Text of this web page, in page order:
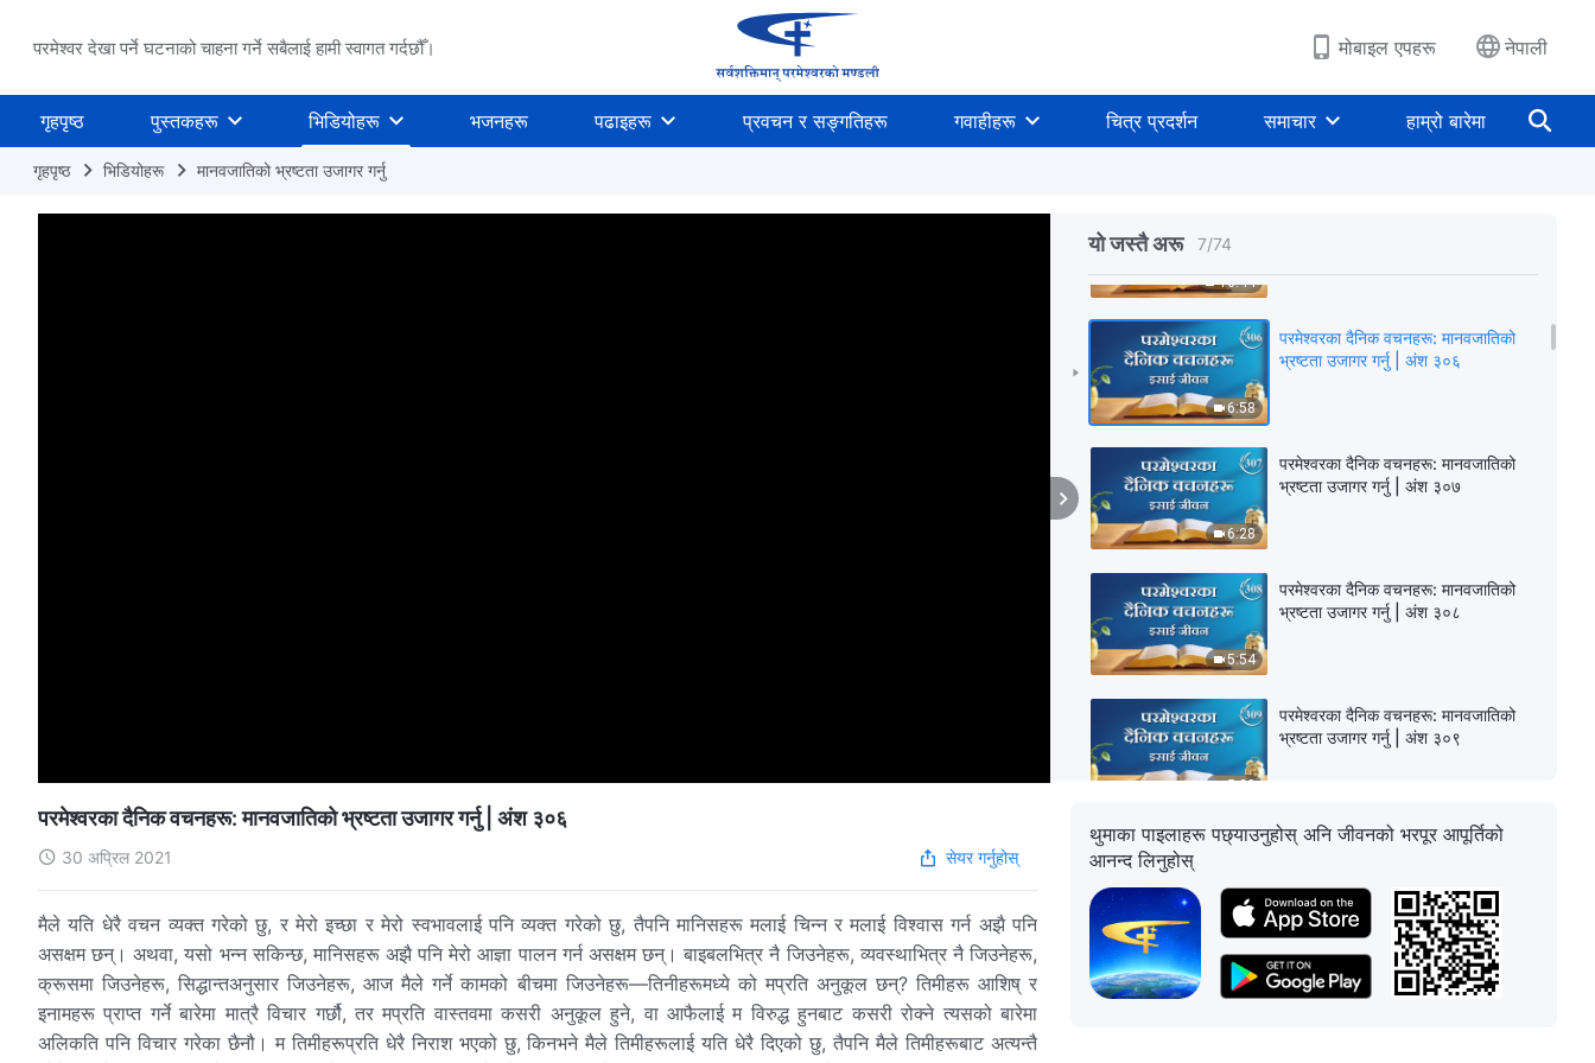
परमेश्वर देखा पर्ने घटनाको चाहना गर्ने सबैलाई हामी स्वागत गर्दछौँ। मोबाइल एपहरू नेपाली
गृहपृष्ठ पुस्तकहरू भिडियोहरू भजनहरू पढाइहरू प्रवचन र सङ्गतिहरू गवाहीहरू चित्र प्रदर्शन समाचार हाम्रो बारेमा
गृहपृष्ठ भिडियोहरू मानवजातिको भ्रष्टता उजागर गर्नु
यो जस्तै अरू 7/74
भ्रष्टता उजागर गर्नु | अंश ३०४
10:44
6:58
परमेश्‍वरका दैनिक वचनहरू: मानवजातिको
भ्रष्टता उजागर गर्नु | अंश ३०६
6:28
परमेश्‍वरका दैनिक वचनहरू: मानवजातिको
भ्रष्टता उजागर गर्नु | अंश ३०७
5:54
परमेश्‍वरका दैनिक वचनहरू: मानवजातिको
भ्रष्टता उजागर गर्नु | अंश ३०८
5:28
परमेश्‍वरका दैनिक वचनहरू: मानवजातिको
भ्रष्टता उजागर गर्नु | अंश ३०९
12:53
परमेश्‍वरका दैनिक वचनहरू: मानवजातिको
परमेश्‍वरका दैनिक वचनहरू: मानवजातिको
भ्रष्टता उजागर गर्नु | अंश ३११
परमेश्‍वरका दैनिक वचनहरू: मानवजातिको भ्रष्टता उजागर गर्नु | अंश ३०६
30 अप्रिल 2021 सेयर गर्नुहोस्
मैले यति धेरै वचन व्यक्त गरेको छु, र मेरो इच्‍छा र मेरो स्वभावलाई पनि व्यक्त गरेको छु, तैपनि मानिसहरू मलाई चिन्‍न र मलाई विश्‍वास गर्न अझै पनि
असक्षम छन्। अथवा, यसो भन्‍न सकिन्छ, मानिसहरू अझै पनि मेरो आज्ञा पालन गर्न असक्षम छन्। बाइबलभित्र नै जिउनेहरू, व्यवस्थाभित्र नै जिउनेहरू,
क्रूसमा जिउनेहरू, सिद्धान्तअनुसार जिउनेहरू, आज मैले गर्ने कामको बीचमा जिउनेहरू—तिनीहरूमध्ये को मप्रति अनुकूल छन्? तिमीहरू आशिष् र
इनामहरू प्राप्त गर्ने बारेमा मात्रै विचार गर्छौ, तर मप्रति वास्तवमा कसरी अनुकूल हुने, वा आफैलाई म विरुद्ध हुनबाट कसरी रोक्‍ने त्यसको बारेमा
अलिकति पनि विचार गरेका छैनौ। म तिमीहरूप्रति धेरै निराश भएको छु, किनभने मैले तिमीहरूलाई यति धेरै दिएको छु, तैपनि मैले तिमीहरूबाट अत्यन्तै
थुमाका पाइलाहरू पछ्याउनुहोस् अनि जीवनको भरपूर आपूर्तिको
आनन्द लिनुहोस्